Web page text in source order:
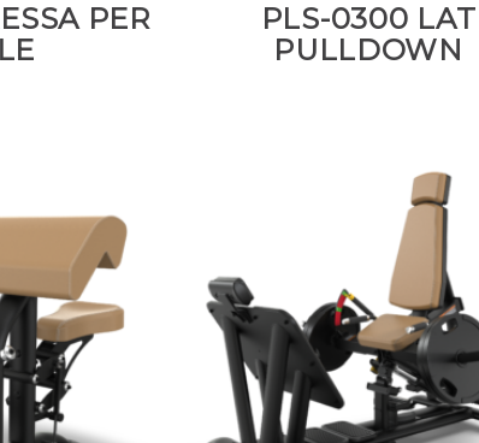
PER
PLS-0300 LAT
PULLDOWN